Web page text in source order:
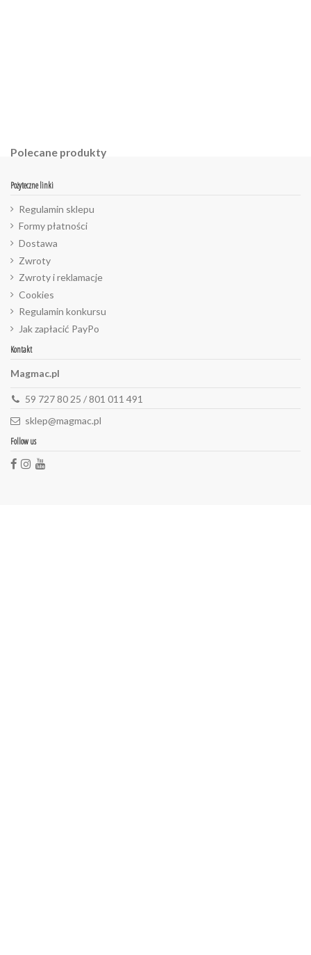
Polecane produkty
Pożyteczne linki
Regulamin sklepu
Formy płatności
Dostawa
Zwroty
Zwroty i reklamacje
Cookies
Regulamin konkursu
Jak zapłacić PayPo
Kontakt
Magmac.pl
59 727 80 25 / 801 011 491
sklep@magmac.pl
Follow us